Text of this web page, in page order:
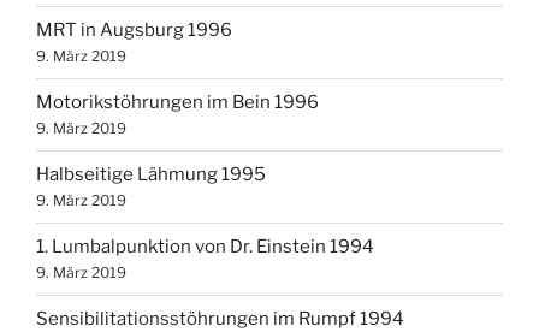
MRT in Augsburg 1996
9. März 2019
Motorikstöhrungen im Bein 1996
9. März 2019
Halbseitige Lähmung 1995
9. März 2019
1. Lumbalpunktion von Dr. Einstein 1994
9. März 2019
Sensibilitationsstöhrungen im Rumpf 1994